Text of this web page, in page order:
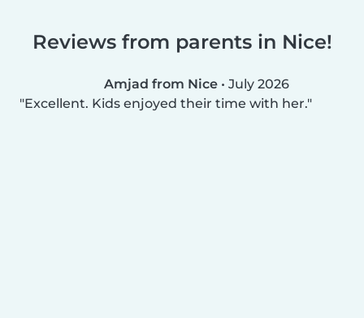
Reviews from parents in Nice!
Amjad from Nice • July 2026
Excellent. Kids enjoyed their time with her.